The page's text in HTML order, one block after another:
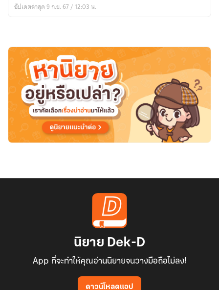
อัปเดตล่าสุด 9 ก.ย. 67 / 12:03 น.
นิยาย Dek-D
App ที่จะทำให้คุณอ่านนิยายจนวางมือถือไม่ลง!
ดาวน์โหลดแอป